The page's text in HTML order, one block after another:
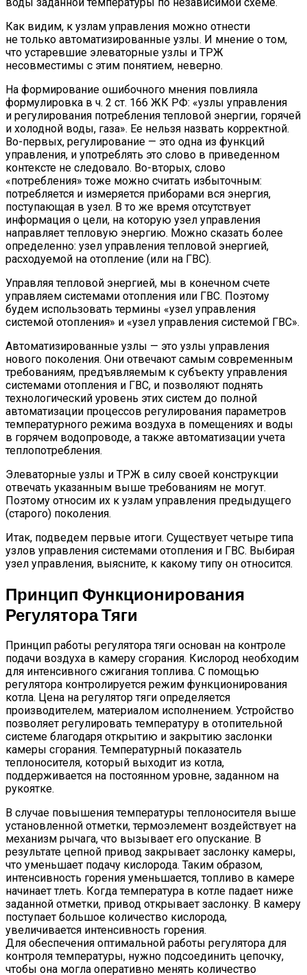
Как видим, к узлам управления можно отнести
не только автоматизированные узлы. И мнение о том,
что устаревшие элеваторные узлы и ТРЖ
несовместимы с этим понятием, неверно.
На формирование ошибочного мнения повлияла
формулировка в ч. 2 ст. 166 ЖК РФ: «узлы управления
и регулирования потребления тепловой энергии, горячей
и холодной воды, газа». Ее нельзя назвать корректной.
Во-первых, регулирование — это одна из функций
управления, и употреблять это слово в приведенном
контексте не следовало. Во-вторых, слово
«потребления» тоже можно считать избыточным:
потребляется и измеряется приборами вся энергия,
поступающая в узел. В то же время отсутствует
информация о цели, на которую узел управления
направляет тепловую энергию. Можно сказать более
определенно: узел управления тепловой энергией,
расходуемой на отопление (или на ГВС).
Управляя тепловой энергией, мы в конечном счете
управляем системами отопления или ГВС. Поэтому
будем использовать термины «узел управления
системой отопления» и «узел управления системой ГВС».
Автоматизированные узлы — это узлы управления
нового поколения. Они отвечают самым современным
требованиям, предъявляемым к субъекту управления
системами отопления и ГВС, и позволяют поднять
технологический уровень этих систем до полной
автоматизации процессов регулирования параметров
температурного режима воздуха в помещениях и воды
в горячем водопроводе, а также автоматизации учета
теплопотребления.
Элеваторные узлы и ТРЖ в силу своей конструкции
отвечать указанным выше требованиям не могут.
Поэтому относим их к узлам управления предыдущего
(старого) поколения.
Итак, подведем первые итоги. Существует четыре типа
узлов управления системами отопления и ГВС. Выбирая
узел управления, выясните, к какому типу он относится.
Принцип Функционирования
Регулятора Тяги
Принцип работы регулятора тяги основан на контроле
подачи воздуха в камеру сгорания. Кислород необходим
для интенсивного сжигания топлива. С помощью
регулятора контролируется режим функционирования
котла. Цена на регулятор тяги определяется
производителем, материалом исполнением. Устройство
позволяет регулировать температуру в отопительной
системе благодаря открытию и закрытию заслонки
камеры сгорания. Температурный показатель
теплоносителя, который выходит из котла,
поддерживается на постоянном уровне, заданном на
рукоятке.
В случае повышения температуры теплоносителя выше
установленной отметки, термоэлемент воздействует на
механизм рычага, что вызывает его опускание. В
результате цепной привод закрывает заслонку камеры,
что уменьшает подачу кислорода. Таким образом,
интенсивность горения уменьшается, топливо в камере
начинает тлеть. Когда температура в котле падает ниже
заданной отметки, привод открывает заслонку. В камеру
поступает большое количество кислорода,
увеличивается интенсивность горения.
Для обеспечения оптимальной работы регулятора для
контроля температуры, нужно подсоединить цепочку,
чтобы она могла оперативно менять количество